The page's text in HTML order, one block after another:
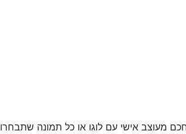
מעוצב אישי עם לוגו או כל תמונה שתבחרו